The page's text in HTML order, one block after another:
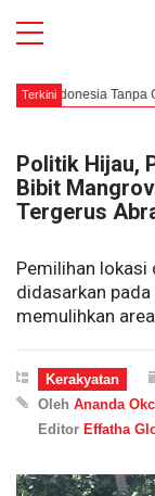
TerkiniTanpa Campur
Politik Hijau,
Bibit
Tergerus
Pemilihan lokasi
didasarkan
memulihkan
Kerakyatan
Oleh Ananda
Editor Effatha